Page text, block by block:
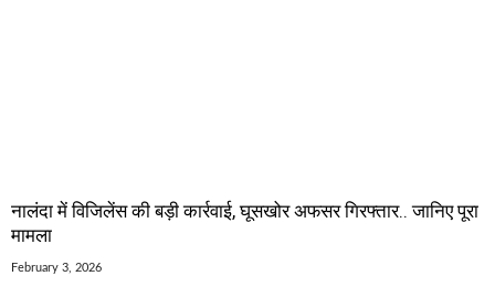
नालंदा में विजिलेंस की बड़ी कार्रवाई, घूसखोर अफसर गिरफ्तार.. जानिए पूरा
मामला
February 3, 2026